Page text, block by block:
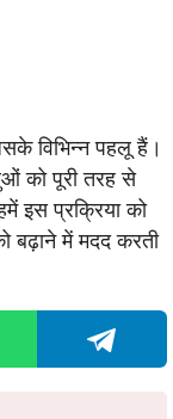
विभिन्न पहलू हैं।
को पूरी तरह से
इस प्रक्रिया को
बढ़ाने में मदद करती